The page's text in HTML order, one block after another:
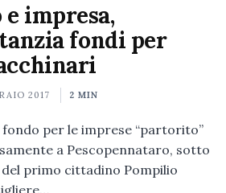
impresa,
fondi per
2017 2 MIN
fondo per le imprese “partorito”
a Pescopennataro, sotto
primo cittadino Pompilio